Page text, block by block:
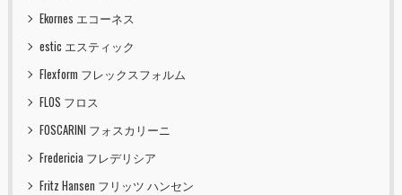
Ekornes エコーネス
estic エスティック
Flexform フレックスフォルム
FLOS フロス
FOSCARINI フォスカリーニ
Fredericia フレデリシア
Fritz Hansen フリッツ ハンセン